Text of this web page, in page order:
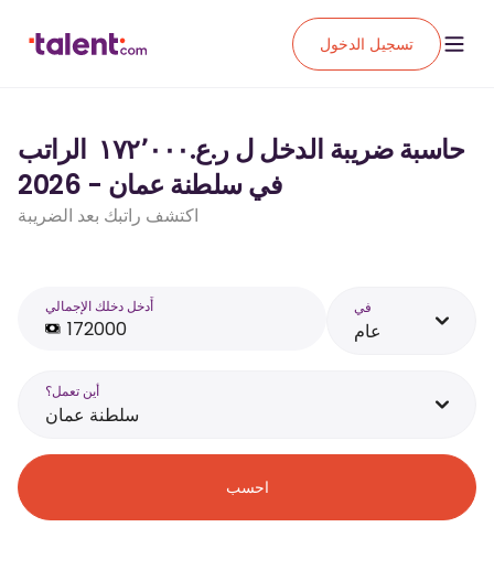
تسجيل الدخول
حاسبة ضريبة الدخل ل ر.ع.‏١٧٢٬٠٠٠ ‏ الراتب
في سلطنة عمان - 2026
اكتشف راتبك بعد الضريبة
أَدخل دخلك الإجمالي في
عام
أين تعمل؟
سلطنة عمان
احسب